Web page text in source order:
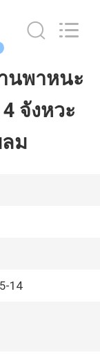
นพาหนะ
จังหวะ
ม
14